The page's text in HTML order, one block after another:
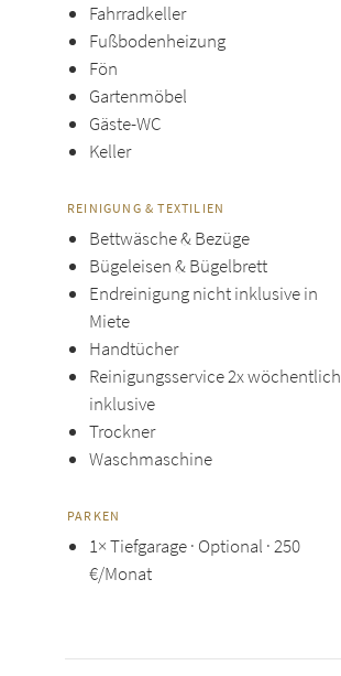
Fahrradkeller
Fußbodenheizung
Fön
Gartenmöbel
Gäste-WC
Keller
REINIGUNG & TEXTILIEN
Bettwäsche & Bezüge
Bügeleisen & Bügelbrett
Endreinigung nicht inklusive in
Miete
Handtücher
Reinigungsservice 2x wöchentlich
inklusive
Trockner
Waschmaschine
PARKEN
1× Tiefgarage · Optional ·250
€/Monat